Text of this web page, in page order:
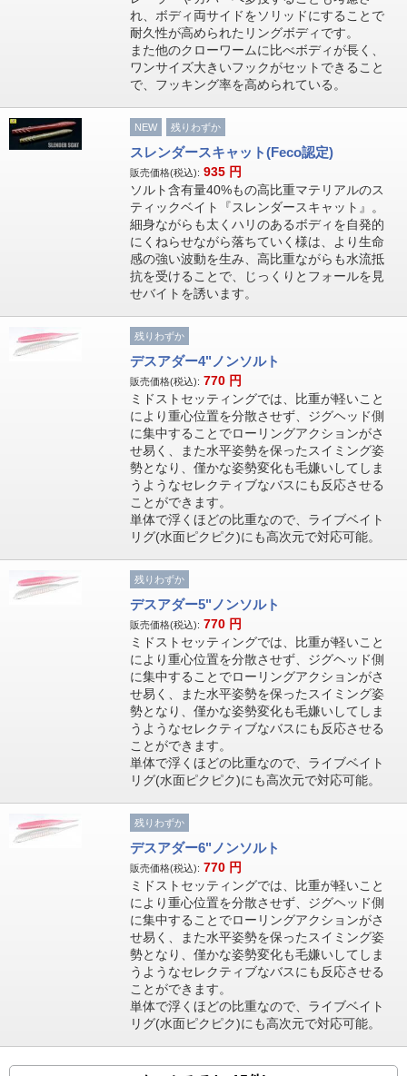
れ、ボディ両サイドをソリッドにすることで
耐久性が高められたリングボディです。
また他のクローワームに比べボディが長く、
ワンサイズ大きいフックがセットできること
で、フッキング率を高められている。
NEW 残りわずか
スレンダースキャット(Feco認定)
販売価格(税込): 935 円
ソルト含有量40%もの高比重マテリアルのス
ティックベイト『スレンダースキャット』。
細身ながらも太くハリのあるボディを自発的
にくねらせながら落ちていく様は、より生命
感の強い波動を生み、高比重ながらも水流抵
抗を受けることで、じっくりとフォールを見
せバイトを誘います。
残りわずか
デスアダー4"ノンソルト
販売価格(税込): 770 円
ミドストセッティングでは、比重が軽いこと
により重心位置を分散させず、ジグヘッド側
に集中することでローリングアクションがさ
せ易く、また水平姿勢を保ったスイミング姿
勢となり、僅かな姿勢変化も毛嫌いしてしま
うようなセレクティブなバスにも反応させる
ことができます。
単体で浮くほどの比重なので、ライブベイト
リグ(水面ピクピク)にも高次元で対応可能。
残りわずか
デスアダー5"ノンソルト
販売価格(税込): 770 円
ミドストセッティングでは、比重が軽いこと
により重心位置を分散させず、ジグヘッド側
に集中することでローリングアクションがさ
せ易く、また水平姿勢を保ったスイミング姿
勢となり、僅かな姿勢変化も毛嫌いしてしま
うようなセレクティブなバスにも反応させる
ことができます。
単体で浮くほどの比重なので、ライブベイト
リグ(水面ピクピク)にも高次元で対応可能。
残りわずか
デスアダー6"ノンソルト
販売価格(税込): 770 円
ミドストセッティングでは、比重が軽いこと
により重心位置を分散させず、ジグヘッド側
に集中することでローリングアクションがさ
せ易く、また水平姿勢を保ったスイミング姿
勢となり、僅かな姿勢変化も毛嫌いしてしま
うようなセレクティブなバスにも反応させる
ことができます。
単体で浮くほどの比重なので、ライブベイト
リグ(水面ピクピク)にも高次元で対応可能。